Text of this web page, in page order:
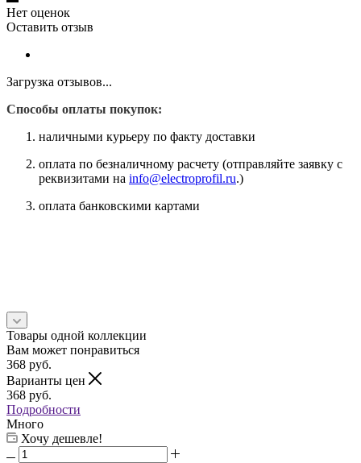
Нет оценок
Оставить отзыв
Загрузка отзывов...
Способы оплаты покупок:
наличными курьеру по факту доставки
оплата по безналичному расчету (отправляйте заявку с
реквизитами на info@electroprofil.ru.)
оплата банковскими картами
Товары одной коллекции
Вам может понравиться
368 руб.
Варианты цен
368 руб.
Подробности
Много
Хочу дешевле!